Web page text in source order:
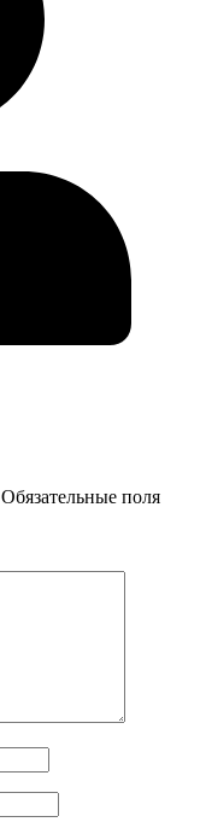
Обязательные поля